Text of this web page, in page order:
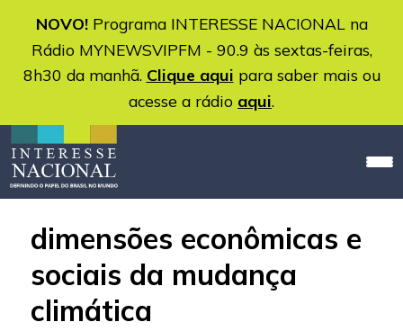
NOVO!Programa INTERESSE NACIONAL na
Rádio MYNEWSVIPFM - 90.9 às sextas-feiras,
8h30 da manhã. Clique aqui para saber mais ou
acesse a rádio aqui.
dimensões econômicas e
sociais da mudança
climática